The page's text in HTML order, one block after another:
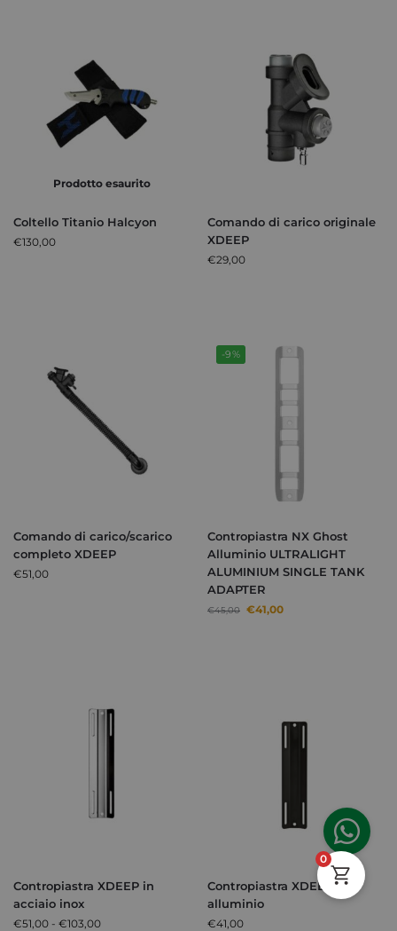
Prodotto esaurito
Coltello Titanio Halcyon
€130,00
Comando di carico originale
XDEEP
€29,00
Comando di carico/scarico
completo XDEEP
€51,00
-9%
Contropiastra NX Ghost
Alluminio ULTRALIGHT
ALUMINIUM SINGLE TANK
ADAPTER
€45,00 €41,00
Contropiastra XDEEP in
acciaio inox
€51,00 - €103,00
Contropiastra XDEEP in
alluminio
€41,00
0